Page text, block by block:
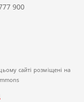
900
сайті розміщені на